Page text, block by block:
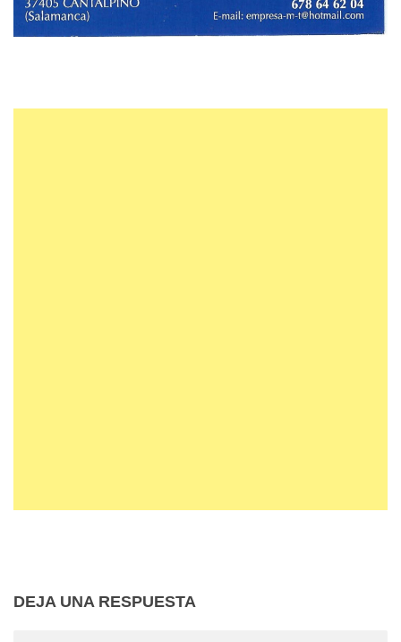
DEJA UNA RESPUESTA